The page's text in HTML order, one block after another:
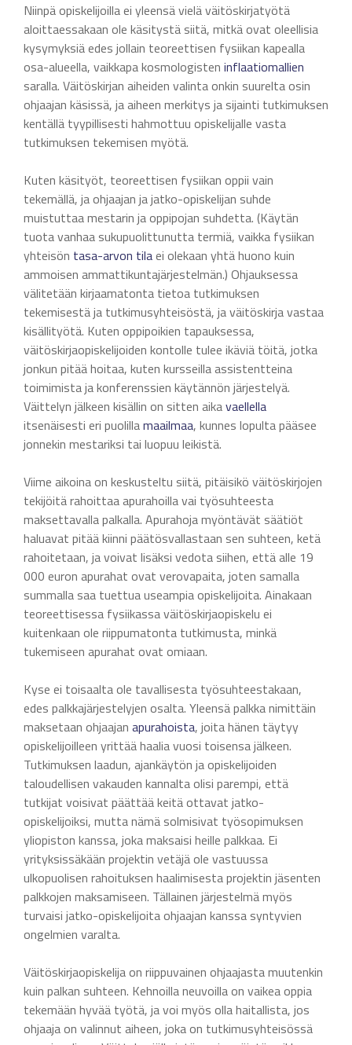
Niinpä opiskelijoilla ei yleensä vielä väitöskirjatyötä
aloittaessakaan ole käsitystä siitä, mitkä ovat oleellisia
kysymyksiä edes jollain teoreettisen fysiikan kapealla
osa-alueella, vaikkapa kosmologisten inflaatiomallien
saralla. Väitöskirjan aiheiden valinta onkin suurelta osin
ohjaajan käsissä, ja aiheen merkitys ja sijainti tutkimuksen
kentällä tyypillisesti hahmottuu opiskelijalle vasta
tutkimuksen tekemisen myötä.
Kuten käsityöt, teoreettisen fysiikan oppii vain
tekemällä, ja ohjaajan ja jatko-opiskelijan suhde
muistuttaa mestarin ja oppipojan suhdetta. (Käytän
tuota vanhaa sukupuolittunutta termiä, vaikka fysiikan
yhteisön tasa-arvon tilaei olekaan yhtä huono kuin
ammoisen ammattikuntajärjestelmän.) Ohjauksessa
välitetään kirjaamatonta tietoa tutkimuksen
tekemisestä ja tutkimusyhteisöstä, ja väitöskirja vastaa
kisällityötä. Kuten oppipoikien tapauksessa,
väitöskirjaopiskelijoiden kontolle tulee ikäviä töitä, jotka
jonkun pitää hoitaa, kuten kursseilla assistentteina
toimimista ja konferenssien käytännön järjestelyä.
Väittelyn jälkeen kisällin on sitten aikavaellella
itsenäisesti eri puolillamaailmaa, kunnes lopulta pääsee
jonnekin mestariksi tai luopuu leikistä.
Viime aikoina on keskusteltu siitä, pitäisikö väitöskirjojen
tekijöitä rahoittaa apurahoilla vai työsuhteesta
maksettavalla palkalla. Apurahoja myöntävät säätiöt
haluavat pitää kiinni päätösvallastaan sen suhteen, ketä
rahoitetaan, ja voivat lisäksi vedota siihen, että alle 19
000 euron apurahat ovat verovapaita, joten samalla
summalla saa tuettua useampia opiskelijoita. Ainakaan
teoreettisessa fysiikassa väitöskirjaopiskelu ei
kuitenkaan ole riippumatonta tutkimusta, minkä
tukemiseen apurahat ovat omiaan.
Kyse ei toisaalta ole tavallisesta työsuhteestakaan,
edes palkkajärjestelyjen osalta. Yleensä palkka nimittäin
maksetaan ohjaajan apurahoista, joita hänen täytyy
opiskelijoilleen yrittää haalia vuosi toisensa jälkeen.
Tutkimuksen laadun, ajankäytön ja opiskelijoiden
taloudellisen vakauden kannalta olisi parempi, että
tutkijat voisivat päättää keitä ottavat jatko-
opiskelijoiksi, mutta nämä solmisivat työsopimuksen
yliopiston kanssa, joka maksaisi heille palkkaa. Ei
yrityksissäkään projektin vetäjä ole vastuussa
ulkopuolisen rahoituksen haalimisesta projektin jäsenten
palkkojen maksamiseen. Tällainen järjestelmä myös
turvaisi jatko-opiskelijoita ohjaajan kanssa syntyvien
ongelmien varalta.
Väitöskirjaopiskelija on riippuvainen ohjaajasta muutenkin
kuin palkan suhteen. Kehnoilla neuvoilla on vaikea oppia
tekemään hyvää työtä, ja voi myös olla haitallista, jos
ohjaaja on valinnut aiheen, joka on tutkimusyhteisössä